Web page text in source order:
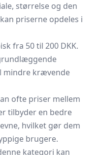
størrelse og den
priserne opdeles i
fra 50 til 200 DKK.
mindre krævende
ofte priser mellem
tilbyder en bedre
hvilket gør dem
brugere.
kategori kan